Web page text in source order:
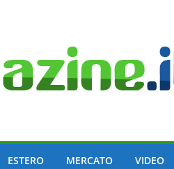
ESTERO MERCATO VIDEO